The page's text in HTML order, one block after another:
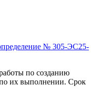
№ 305-ЭС25-
по созданию
по их выполнении. Срок